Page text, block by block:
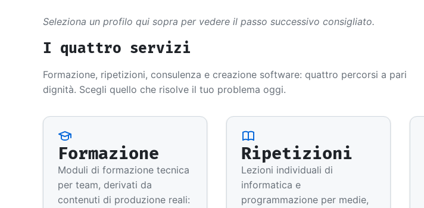
Seleziona un profilo qui sopra per vedere il passo successivo consigliato.
I quattro servizi
Formazione, ripetizioni, consulenza e creazione software: quattro percorsi a pari
dignità. Scegli quello che risolve il tuo problema oggi.
Formazione
Moduli di formazione tecnica
per team, derivati da
contenuti di produzione reali:
Ripetizioni
Lezioni individuali di
informatica e
programmazione per medie,